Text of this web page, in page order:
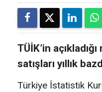
TÜİK’in
satışları yıllık
Türkiye İstatistik